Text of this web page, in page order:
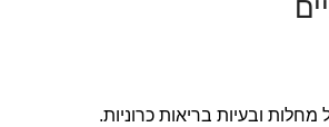
ובעיות בריאות כרוניות.